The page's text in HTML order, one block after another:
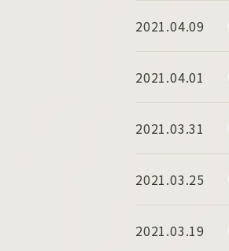
2021.04.09
2021.04.01
2021.03.31
2021.03.25
2021.03.19